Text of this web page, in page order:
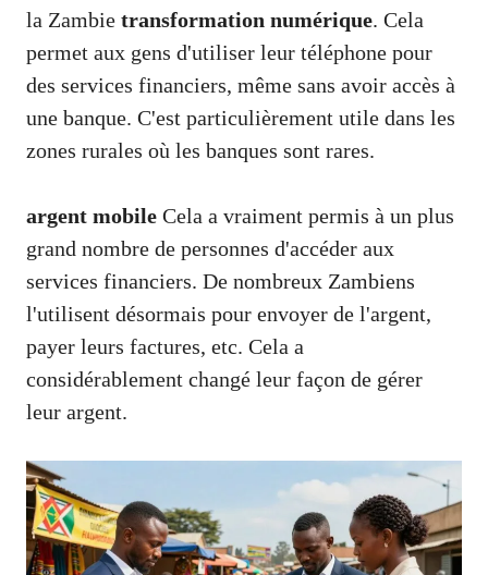
la Zambie transformation numérique. Cela
permet aux gens d'utiliser leur téléphone pour
des services financiers, même sans avoir accès à
une banque. C'est particulièrement utile dans les
zones rurales où les banques sont rares.
argent mobile Cela a vraiment permis à un plus
grand nombre de personnes d'accéder aux
services financiers. De nombreux Zambiens
l'utilisent désormais pour envoyer de l'argent,
payer leurs factures, etc. Cela a
considérablement changé leur façon de gérer
leur argent.